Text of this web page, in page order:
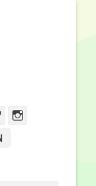
Belgique
Vimeo